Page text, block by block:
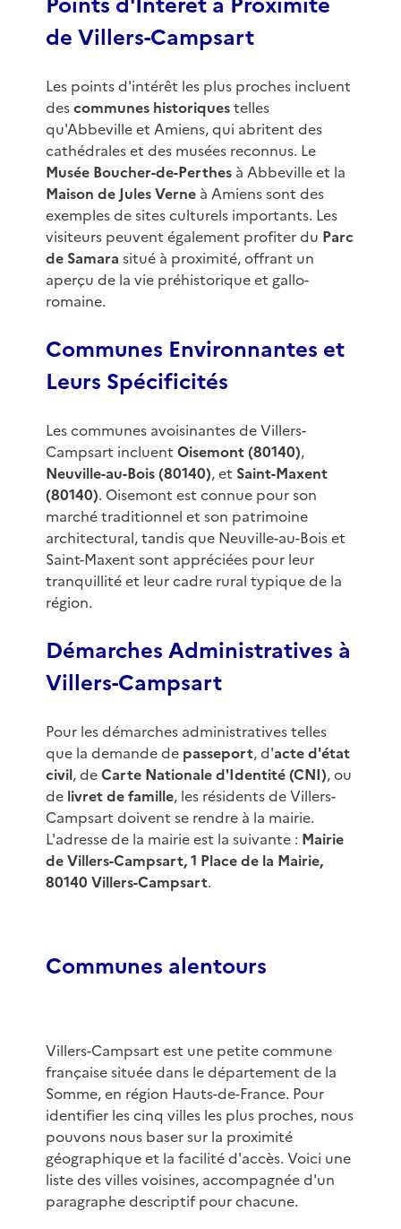
de Villers-Campsart
Les points d'intérêt les plus proches incluent
descommunes historiquestelles
qu'Abbeville et Amiens, qui abritent des
cathédrales et des musées reconnus. Le
Musée Boucher-de-Perthesà Abbeville et la
Maison de Jules Verneà Amiens sont des
exemples de sites culturels importants. Les
visiteurs peuvent également profiter du Parc
de Samara situé à proximité, offrant un
aperçu de la vie préhistorique et gallo-
romaine.
Communes Environnantes et
Leurs Spécificités
Les communes avoisinantes de Villers-
Campsart incluent Oisemont (80140),
Neuville-au-Bois (80140), et Saint-Maxent
(80140). Oisemont est connue pour son
marché traditionnel et son patrimoine
architectural, tandis que Neuville-au-Bois et
Saint-Maxent sont appréciées pour leur
tranquillité et leur cadre rural typique de la
région.
Démarches Administratives à
Villers-Campsart
Pour les démarches administratives telles
que la demande de passeport, d'acte d'état
civil, deCarte Nationale d'Identité (CNI), ou
de livret de famille, les résidents de Villers-
Campsart doivent se rendre à la mairie.
L'adresse de la mairie est la suivante : Mairie
de Villers-Campsart, 1 Place de la Mairie,
80140 Villers-Campsart.
Communes alentours
Villers-Campsart est une petite commune
française située dans le département de la
Somme, en région Hauts-de-France. Pour
identifier les cinq villes les plus proches, nous
pouvons nous baser sur la proximité
géographique et la facilité d'accès. Voici une
liste des villes voisines, accompagnée d'un
paragraphe descriptif pour chacune.